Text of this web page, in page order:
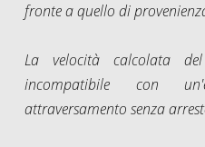
fronte a quello di
La velocità calcolata
incompatibile con
attraversamento senza